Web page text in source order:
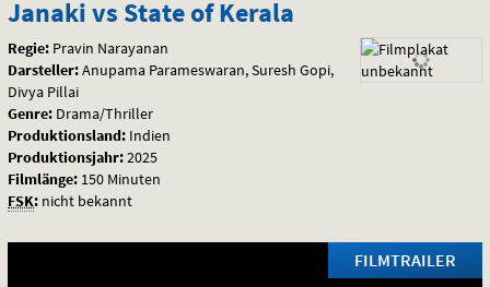
vs
State
of
Kerala
Janaki vs State of Kerala
Regie: Pravin Narayanan
Darsteller:Anupama Parameswaran, Suresh Gopi,
Divya Pillai
Genre: Drama/Thriller
Produktionsland: Indien
Produktionsjahr:2025
Filmlänge: 150 Minuten
FSK: nicht bekannt
FILMTRAILER